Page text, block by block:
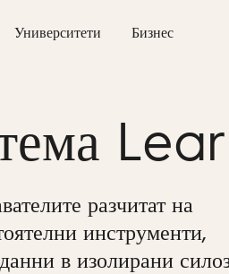
Университети Бизнес
разчитат на
инструменти,
в изолирани